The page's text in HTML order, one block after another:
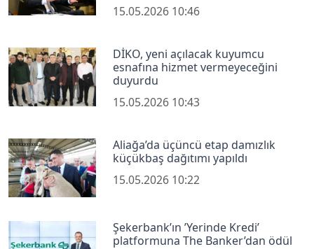
15.05.2026 10:46
DİKO, yeni açılacak kuyumcu
esnafına hizmet vermeyeceğini
duyurdu
15.05.2026 10:43
Aliağa’da üçüncü etap damızlık
küçükbaş dağıtımı yapıldı
15.05.2026 10:22
Şekerbank’ın ’Yerinde Kredi’
platformuna The Banker’dan ödül